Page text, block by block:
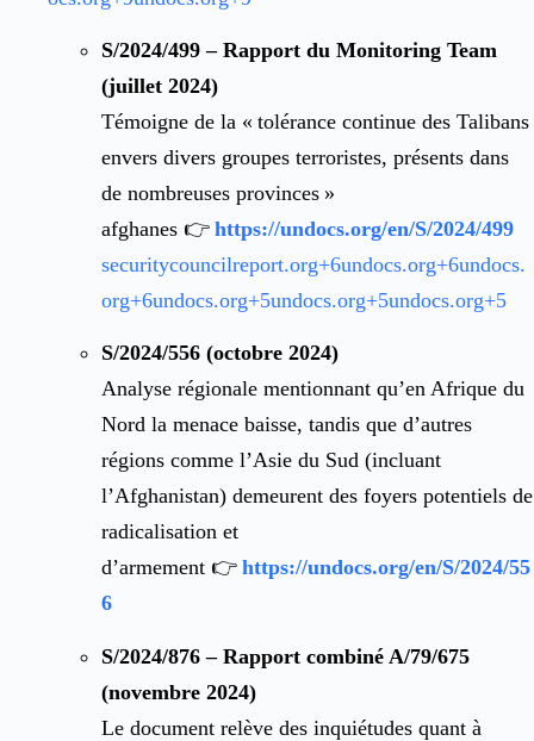
S/2024/499 – Rapport du Monitoring Team
(juillet 2024)
Témoigne de la « tolérance continue des Talibans
envers divers groupes terroristes, présents dans
de nombreuses provinces »
afghanes 👉 https://undocs.org/en/S/2024/499
securitycouncilreport.org+6undocs.org+6undocs.
org+6undocs.org+5undocs.org+5undocs.org+5
S/2024/556 (octobre 2024)
Analyse régionale mentionnant qu’en Afrique du
Nord la menace baisse, tandis que d’autres
régions comme l’Asie du Sud (incluant
l’Afghanistan) demeurent des foyers potentiels de
radicalisation et
d’armement 👉 https://undocs.org/en/S/2024/55
6
S/2024/876 – Rapport combiné A/79/675
(novembre 2024)
Le document relève des inquiétudes quant à